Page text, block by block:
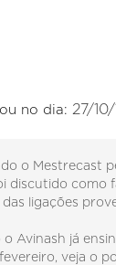
no dia: 27/10/
o Mestrecast
discutido como
ligações
o Avinash já
veja o